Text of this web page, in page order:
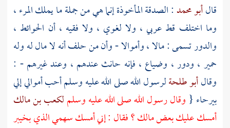
قالأبو محمد: الصدقة المأخوذة إنما هي من جملة ما يملك المرء ،
وما اختلف قط عربي ، ولا لغوي ، ولا فقيه ، أن الحوائط ،
والدور تسمى : مالا ، وأموالا - وأن من حلف أنه لا مال له وله
حمير ، ودور ، وضياع ، فإنه حانث عندهم ، وعند غيرهم - :
وقالأبو طلحةلرسول الله صلى الله عليه وسلم أحب أموالي إلي
بيرحاء { وقال رسول الله صلى الله عليه وسلملكعب بن مالك
أمسك عليك بعض مالك ؟ فقال : إني أمسك سهمي الذيبخيبر